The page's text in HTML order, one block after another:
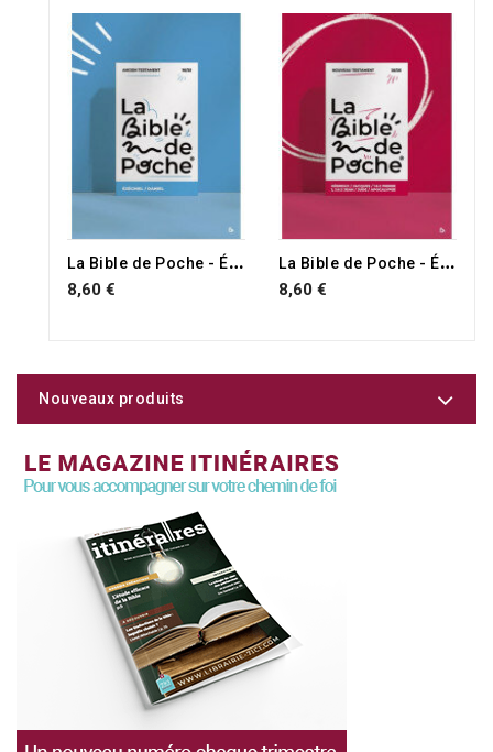
L
a Bible de Poche - Ézéchiel, Daniel
8,60 €
L
a Bible de Poche - Épîtres Générales, Apocalypse
8,60 €
Nouveaux produits